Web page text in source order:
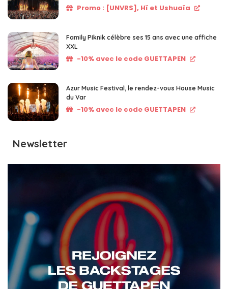
Promo : [UNVRS], Hï et Ushuaïa
Family Piknik célèbre ses 15 ans avec une affiche
XXL
-10% avec le code GUETTAPEN
Azur Music Festival, le rendez-vous House Music
du Var
-10% avec le code GUETTAPEN
Newsletter